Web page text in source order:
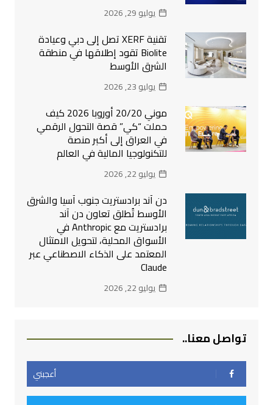
يوليو 29, 2026
تقنية XERF تصل إلى دبي وعيادة
Biolite تقود إطلاقها في منطقة
الشرق الأوسط
يوليو 23, 2026
موني 20/20 أوروبا 2026 كيف
حملت “كي” قصة التحول الرقمي
في العراق إلى أكبر منصة
للتكنولوجيا المالية في العالم
يوليو 22, 2026
دن آند برادستريت جنوب آسيا والشرق
الأوسط تُطلق تعاون دن آند
برادستريت مع Anthropic في
الأسواق المحلية، لتحويل الامتثال
المعتمد على الذكاء الاصطناعي عبر
Claude
يوليو 22, 2026
تواصل معنا..
أعجبني